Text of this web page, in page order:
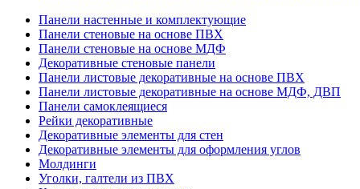
Панели настенные и комплектующие
Панели стеновые на основе ПВХ
Панели стеновые на основе МДФ
Декоративные стеновые панели
Панели листовые декоративные на основе ПВХ
Панели листовые декоративные на основе МДФ, ДВП
Панели самоклеящиеся
Рейки декоративные
Декоративные элементы для стен
Декоративные элементы для оформления углов
Молдинги
Уголки, галтели из ПВХ